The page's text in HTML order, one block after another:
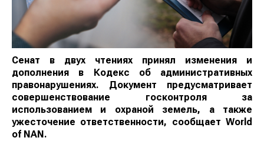
Сенат в двух чтениях принял изменения и
дополнения в Кодекс об административных
правонарушениях. Документ предусматривает
совершенствование госконтроля за
использованием и охраной земель, а также
ужесточение ответственности, сообщает World
of NAN .